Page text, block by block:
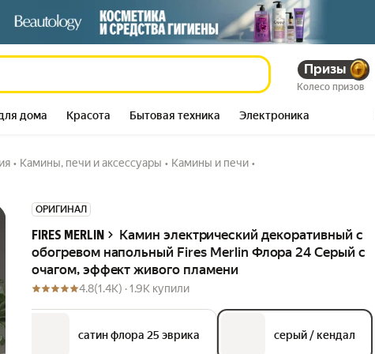
Призы
Колесо призов
дома Красота Бытовая техника Электроника
• Камины, печи и аксессуары • Камины и печи •
Описание
ОРИГИНАЛ
FIRES MERLIN
Камин электрический декоративный с
обогревом напольный Fires Merlin Флора 24 Серый c
очагом, эффект живого пламени
4.8(1.4K) ·1.9K купили
сатин флора 25 эврика серый / кендал
напольный
живого пламени
11 569 712сум –26%